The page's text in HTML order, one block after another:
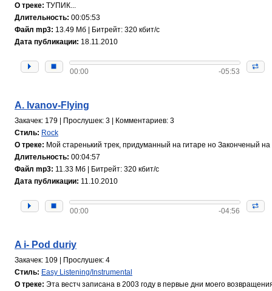
О треке: ТУПИК...
Длительность: 00:05:53
Файл mp3: 13.49 Мб | Битрейт: 320 кбит/с
Дата публикации: 18.11.2010
00:00 -05:53
A. Ivanov-Flying
Закачек: 179 | Прослушек: 3 | Комментариев: 3
Стиль: Rock
О треке: Мой старенький трек, придуманный на гитаре но Законченый на
Длительность: 00:04:57
Файл mp3: 11.33 Мб | Битрейт: 320 кбит/с
Дата публикации: 11.10.2010
00:00 -04:56
A i- Pod duriy
Закачек: 109 | Прослушек: 4
Стиль: Easy Listening/Instrumental
О треке: Эта вестч записана в 2003 году в первые дни моего